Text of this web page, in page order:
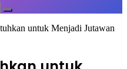
Search
for
untuk Menjadi Jutawan